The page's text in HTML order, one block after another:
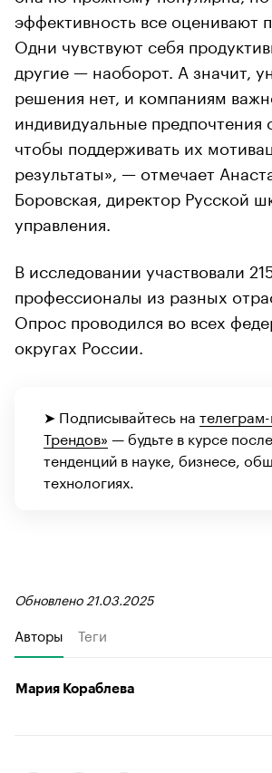
эффективность все оценивают
Одни чувствуют себя
другие — наоборот. А значит,
решения нет, и компаниям
индивидуальные предпочтения
чтобы поддерживать их
результаты», — отмечает
Боровская, директор Русской
управления.
В исследовании участвовали
профессионалы из разных
Опрос проводился во всех
округах России.
➤ Подписывайтесь на
Трендов» — будьте в курсе
тенденций в науке, бизнесе,
технологиях.
Обновлено 21.03.2025
Авторы Теги
Мария Кораблева